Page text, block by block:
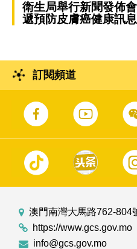
衛生局舉行新聞發佈
遞預防皮膚癌健康訊息
訂閱頻道
澳門南灣大馬路762-804
https://www.gcs.gov.mo
info@gcs.gov.mo